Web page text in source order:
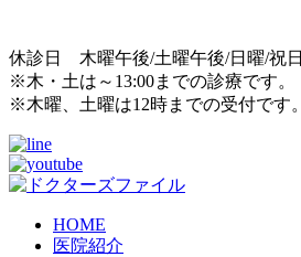
休診日 木曜午後/土曜午後/日曜/祝日
※木・土は～13:00までの診療です。
※木曜、土曜は12時までの受付です。
HOME
医院紹介